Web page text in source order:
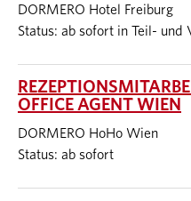
DORMERO Hotel Freiburg
Status: ab sofort in Teil- und
OFFICE AGENT WIEN
DORMERO HoHo Wien
Status: ab sofort